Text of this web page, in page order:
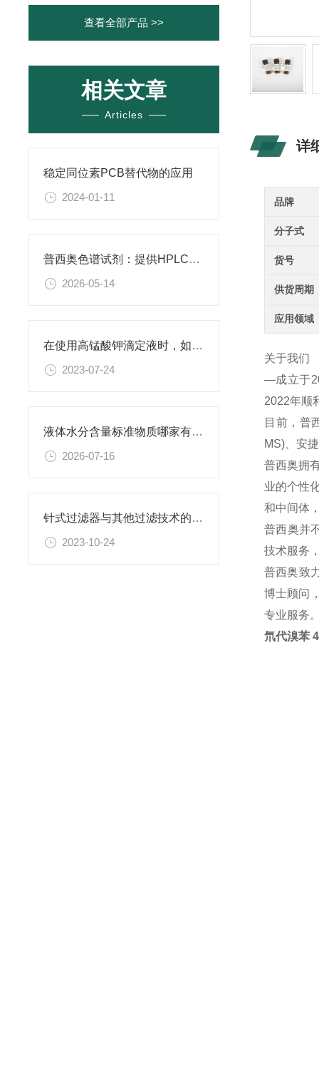
查看全部产品 >>
相关文章
Articles
稳定同位素PCB替代物的应用
2024-01-11
普西奥色谱试剂：提供HPLC级、LC-MS级等多种规格色谱试剂
2026-05-14
在使用高锰酸钾滴定液时，如何判断终点已经达到？
2023-07-24
液体水分含量标准物质哪家有？普西奥长期稳定供货，卡尔费休校准理想选择
2026-07-16
针式过滤器与其他过滤技术的比较
2023-10-24
详
品牌
分子式
货号
供货周期
应用领域
关于我们
—成立于
2022年顺
目前，普
MS)、安
普西奥拥
业的个性
和中间体
普西奥并
技术服务
普西奥致
博士顾问
专业服务
氘代溴苯